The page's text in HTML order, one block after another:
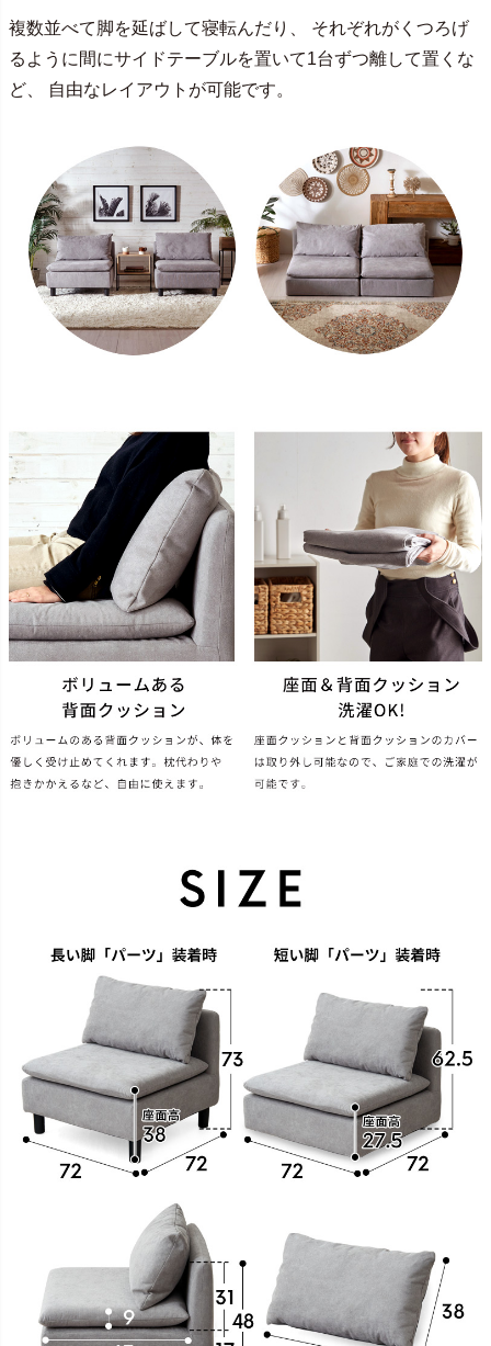
複数並べて脚を延ばして寝転んだり、 それぞれがくつろげ
るように間にサイドテーブルを置いて1台ずつ離して置くな
ど、 自由なレイアウトが可能です。